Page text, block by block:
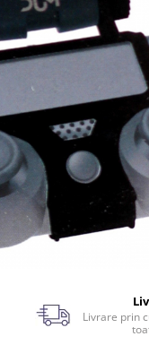
Livrare prin